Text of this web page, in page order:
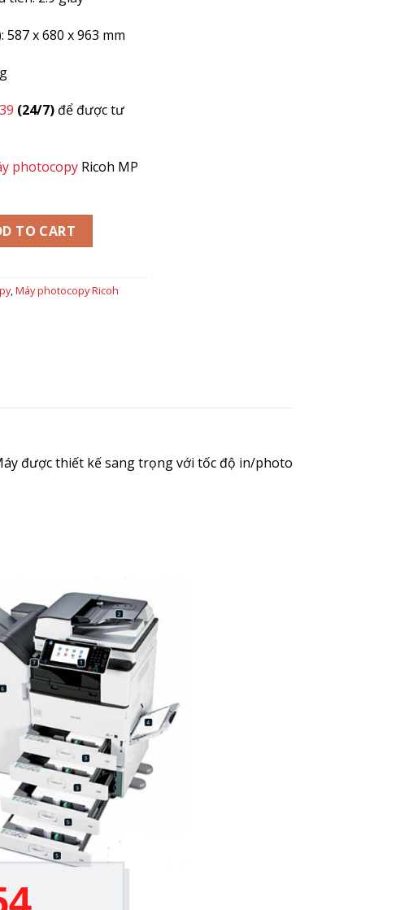
587 x 680 x 963 mm
(24/7) để được tư
photocopy Ricoh MP
MP 5054 quantity
TO CART
,Máy photocopy Ricoh
được thiết kế sang trọng với tốc độ in/photo